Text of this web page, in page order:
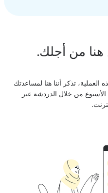
من أجلك.
تذكر أننا هنا لمساعدتك
من خلال الدردشة عبر